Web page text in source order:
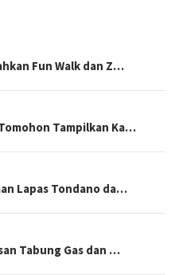
Fun Walk dan Z…
Tampilkan Ka…
Lapas Tondano da…
Tabung Gas dan …